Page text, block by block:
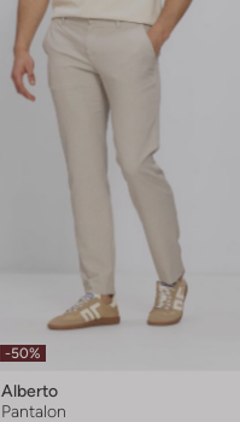
-50%
Alberto
Pantalon